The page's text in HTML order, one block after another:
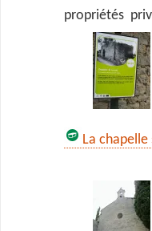
propriétés
La chapelle